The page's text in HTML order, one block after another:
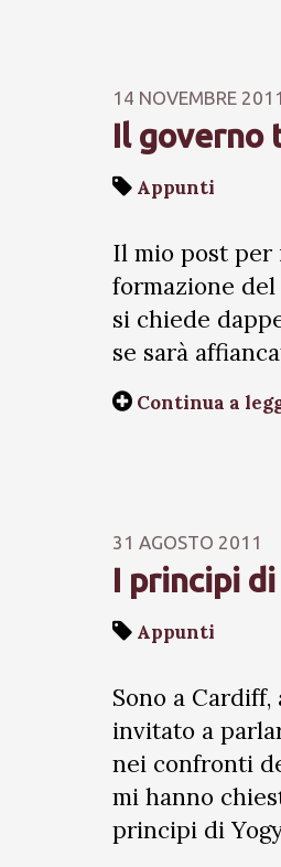
14 NOVEMBRE 2011
Il governo
Appunti
Il mio post per
formazione del
si chiede
se sarà
Continua a
31 AGOSTO 2011
I principi
Appunti
Sono a
invitato a
nei confronti
mi hanno
principi di